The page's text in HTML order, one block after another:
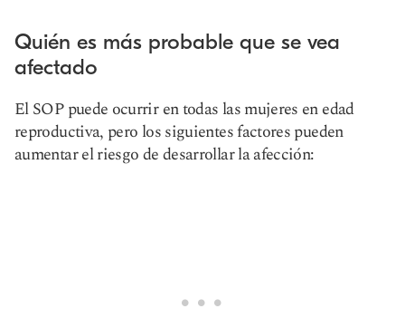
Quién es más probable que se vea
afectado
El SOP puede ocurrir en todas las mujeres en edad
reproductiva, pero los siguientes factores pueden
aumentar el riesgo de desarrollar la afección: